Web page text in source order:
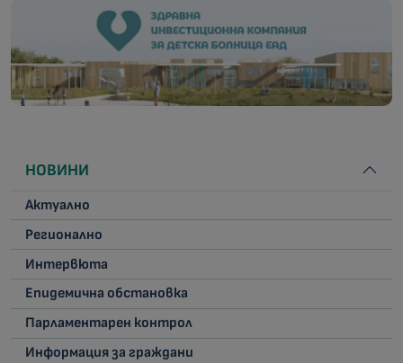
НОВИНИ
Актуално
Регионално
Интервюта
Епидемична обстановка
Парламентарен контрол
Информация за граждани